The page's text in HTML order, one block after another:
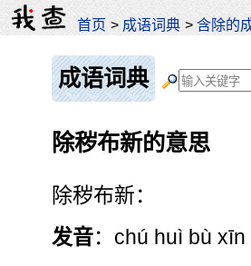
首页 > 成语词典 >含除的
成语词典
除秽布新的意思
除秽布新：
发音：chú huì bù xīn